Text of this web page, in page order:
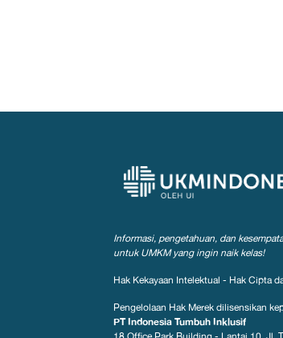
Informasi, pengetahuan, dan
untuk UMKM yang ingin naik kelas!
Hak Kekayaan Intelektual - Hak Cipta
Pengelolaan Hak Merek dilisensikan
PT Indonesia Tumbuh Inklusif